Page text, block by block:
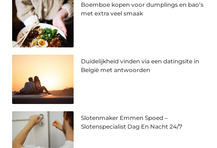
Boemboe kopen voor dumplings en bao’s
met extra veel smaak
Duidelijkheid vinden via een datingsite in
België met antwoorden
Slotenmaker Emmen Spoed –
Slotenspecialist Dag En Nacht 24/7